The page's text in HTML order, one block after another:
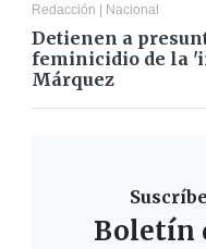
Redacción | Nacional
Detienen a
feminicidio de la
Márquez
Boletín